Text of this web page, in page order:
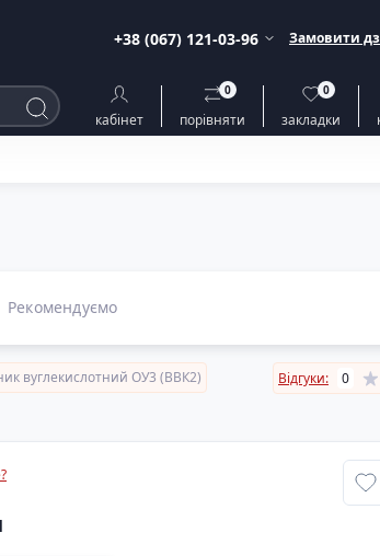
+38 (067) 121-03-96 Замовити
кабінет порівняти
0
закладки
0
Рекомендуємо
вуглекислотний ОУ3 (ВВК2)
Відгуки: 0